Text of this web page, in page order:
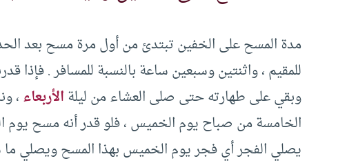
مدة المسح على الخفين تبتدئ من أول مرة مسح بعد
للمقيم ، واثنتين وسبعين ساعة بالنسبة للمسافر . فإذا
وبقي على طهارته حتى صلى العشاء من ليلةالأربعاء،
الخامسة من صباح يوم الخميس ، فلو قدر أنه مسح يوم
يصلي الفجر أي فجر يوم الخميس بهذا المسح ويصلي ما